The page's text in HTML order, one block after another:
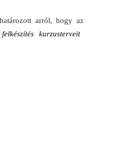
arról, hogy az
kurzusterveit